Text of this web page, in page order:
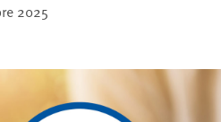
2025